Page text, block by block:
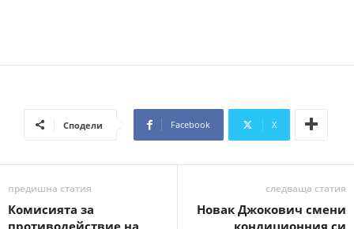
Сподели Facebook X
предишна статия
Комисията за
следваща статия
Новак Джокович смени